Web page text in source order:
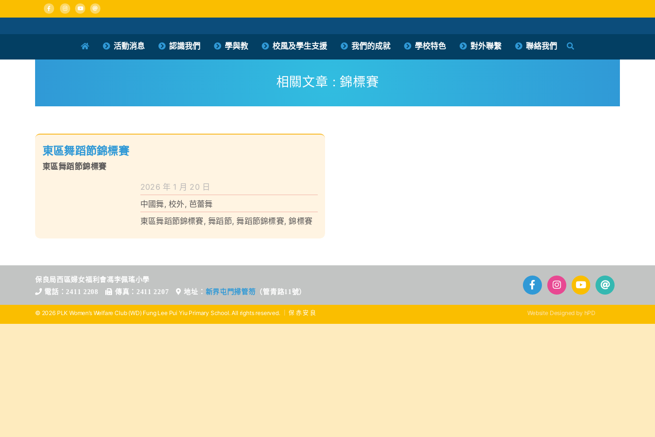
to
content
活動消息
認識我們 學與教 校風及學生支援 我們的成就 學校特色 對外聯繫 聯絡我們
保良局西區婦女福利會馮李佩瑤小學
相關文章 : 錦標賽
東區舞蹈節錦標賽
東區舞蹈節錦標賽
2026 年 1 月 20 日
中國舞,校外, 芭蕾舞
東區舞蹈節錦標賽,舞蹈節,舞蹈節錦標賽,錦標賽
保良局西區婦女福利會馮李佩瑤小學
電話：2411 2208
傳真：2411 2207 地址： 新界屯門掃管笏 （管青路11號）
© 2026 PLK Women’s Welfare Club (WD) Fung Lee Pui Yiu Primary School. All rights reserved. ｜ 保 赤 安 良 Website Designed by hPD